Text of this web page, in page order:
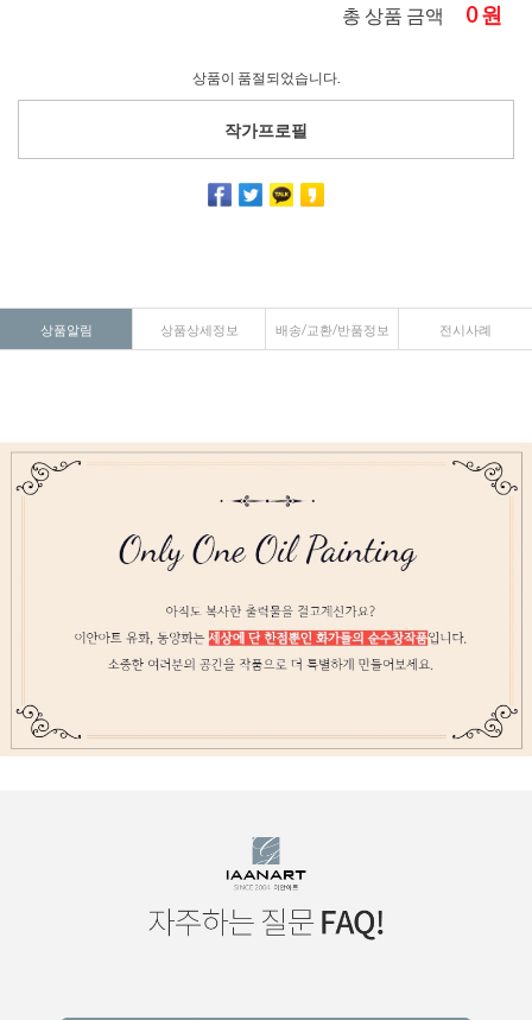
총 상품 금액 0원
상품이 품절되었습니다.
작가프로필
상품알림 상품상세정보 배송/교환/반품정보 전시사례